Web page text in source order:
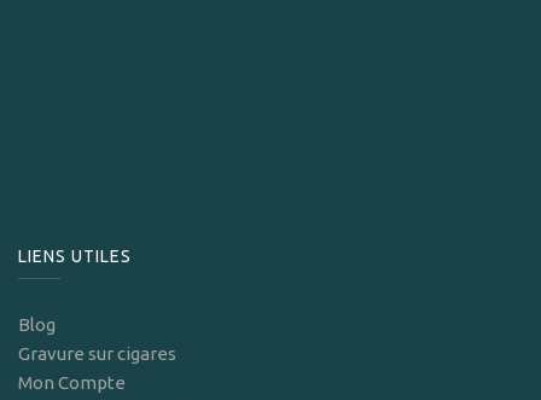
LIENS UTILES
Blog
Gravure sur cigares
Mon Compte